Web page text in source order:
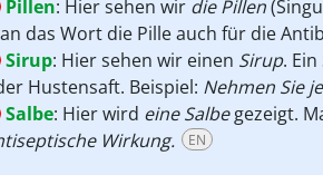
Pillen: Hier sehen wir die Pillen
das Wort die Pille auch für die
Sirup: Hier sehen wir einen Sirup.
Hustensaft. Beispiel: Nehmen Sie
Salbe: Hier wird eine Salbegezeigt.
Wirkung.
EN